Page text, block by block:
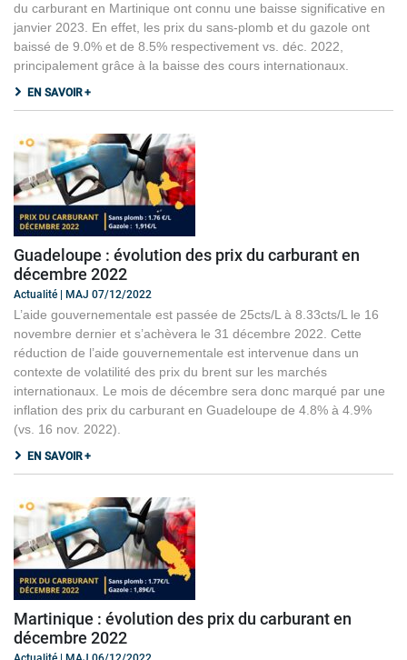
du carburant en Martinique ont connu une baisse significative en
janvier 2023. En effet, les prix du sans-plomb et du gazole ont
baissé de 9.0% et de 8.5% respectivement vs. déc. 2022,
principalement grâce à la baisse des cours internationaux.
EN SAVOIR +
Guadeloupe : évolution des prix du carburant en
décembre 2022
Actualité | MAJ 07/12/2022
L’aide gouvernementale est passée de 25cts/L à 8.33cts/L le 16
novembre dernier et s’achèvera le 31 décembre 2022. Cette
réduction de l’aide gouvernementale est intervenue dans un
contexte de volatilité des prix du brent sur les marchés
internationaux. Le mois de décembre sera donc marqué par une
inflation des prix du carburant en Guadeloupe de 4.8% à 4.9%
(vs. 16 nov. 2022).
EN SAVOIR +
Martinique : évolution des prix du carburant en
décembre 2022